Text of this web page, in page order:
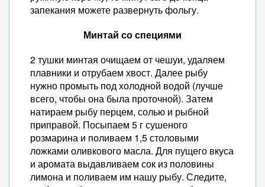
запекания можете развернуть фольгу.
Минтай со специями
2 тушки минтая очищаем от чешуи, удаляем
плавники и отрубаем хвост. Далее рыбу
нужно промыть под холодной водой (лучше
всего, чтобы она была проточной). Затем
натираем рыбу перцем, солью и рыбной
приправой. Посыпаем 5 г сушеного
розмарина и поливаем 1,5 столовыми
ложками оливкового масла. Для пущего вкуса
и аромата выдавливаем сок из половины
лимона и поливаем им нашу рыбу. Следите,